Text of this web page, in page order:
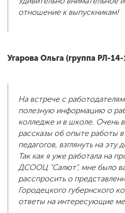
отношение к выпускникам!
Угарова Ольга (группа РЛ-14-
На встрече с
полезную информацию о
колледже и в школе. Очень
рассказы об опыте работы
педагогов, взглянуть на эту
Так как я уже работала на
ДСООЦ "Салют", мне было
расспросить о
Городецкого губернского
ответы на интересующие